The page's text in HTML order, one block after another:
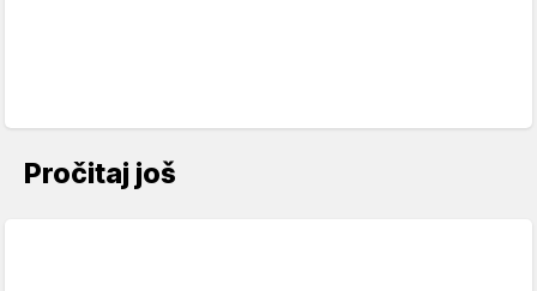
Pročitaj još